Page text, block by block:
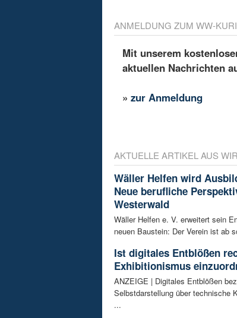
ANMELDUNG ZUM WW-
Mit unserem
aktuellen Nachrichten
»zur Anmeldung
AKTUELLE ARTIKEL AUS
Wäller Helfen wird
Neue berufliche
Westerwald
Wäller Helfen e. V. erweitert sein
neuen Baustein: Der Verein ist ab
Ist digitales Entblößen
Exhibitionismus
ANZEIGE | Digitales Entblößen
Selbstdarstellung über technische
...